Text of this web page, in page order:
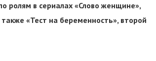
ролям в сериалах «Слово женщине»,
«Тест на беременность», второй